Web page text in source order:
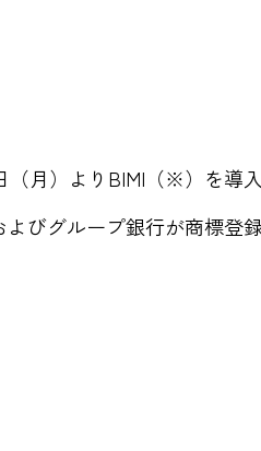
月）よりBIMI（※）を導入
びグループ銀行が商標登